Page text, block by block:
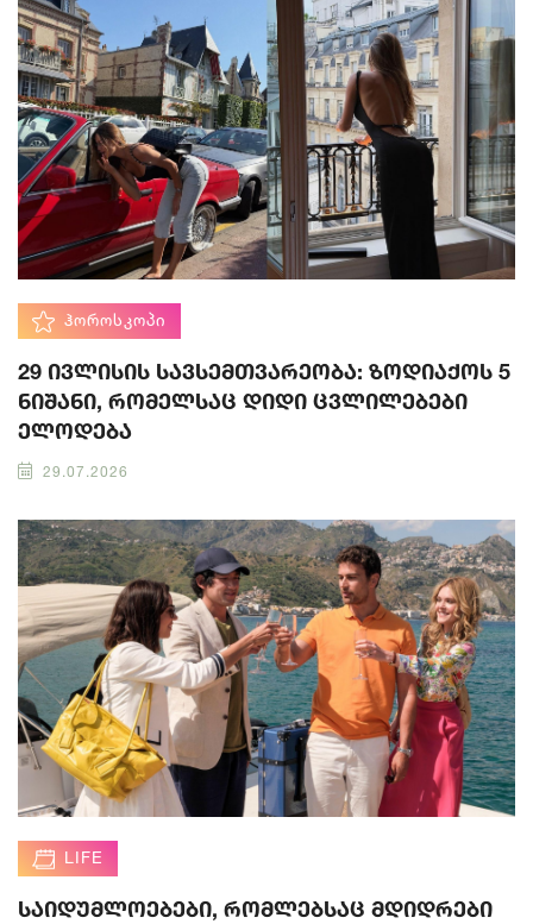
ᲰᲝᲠᲝᲡᲙᲝᲞᲘ
29 ივლისის სავსემთვარეობა: ზოდიაქოს 5
ნიშანი, რომელსაც დიდი ცვლილებები
ელოდება
29.07.2026
LIFE
საიდუმლოებები, რომლებსაც მდიდრები